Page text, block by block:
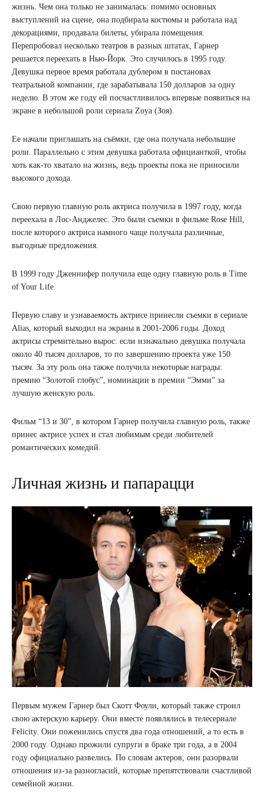
жизнь. Чем она только не занималась: помимо основных
выступлений на сцене, она подбирала костюмы и работала над
декорациями, продавала билеты, убирала помещения.
Перепробовал несколько театров в разных штатах, Гарнер
решается переехать в Нью-Йорк. Это случилось в 1995 году.
Девушка первое время работала дублером в постановах
театральной компании, где зарабатывала 150 долларов за одну
неделю. В этом же году ей посчастливилось впервые появиться на
экране в небольшой роли сериала Zoya (Зоя).
Ее начали приглашать на съёмки, где она получала небольшие
роли. Параллельно с этим девушка работала официанткой, чтобы
хоть как-то хватало на жизнь, ведь проекты пока не приносили
высокого дохода.
Свою первую главную роль актриса получила в 1997 году, когда
переехала в Лос-Анджелес. Это были съемки в фильме Rose Hill,
после которого актриса намного чаще получала различные,
выгодные предложения.
В 1999 году Дженнифер получила еще одну главную роль в Time
of Your Life.
Первую славу и узнаваемость актрисе принесли съемки в сериале
Alias, который выходил на экраны в 2001-2006 годы. Доход
актрисы стремительно вырос: если изначально девушка получала
около 40 тысяч долларов, то по завершению проекта уже 150
тысяч. За эту роль она также получила некоторые награды:
премию “Золотой глобус”, номинации в премии “Эмми” за
лучшую женскую роль.
Фильм “13 и 30”, в котором Гарнер получила главную роль, также
принес актрисе успех и стал любимым среди любителей
романтических комедий.
Личная жизнь и папарацци
Первым мужем Гарнер был Скотт Фоули, который также строил
свою актерскую карьеру. Они вместе появлялись в телесериале
Felicity. Они поженились спустя два года отношений, а то есть в
2000 году. Однако прожили супруги в браке три года, а в 2004
году официально развелись. По словам актеров, они разорвали
отношения из-за разногласий, которые препятствовали счастливой
семейной жизни.